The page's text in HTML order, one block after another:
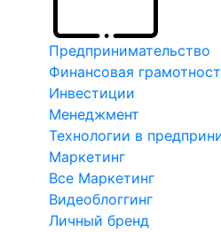
Предпринимательство
Финансовая
Инвестиции
Менеджмент
Технологии в
Маркетинг
Все Маркетинг
Видеоблоггинг
Личный бренд